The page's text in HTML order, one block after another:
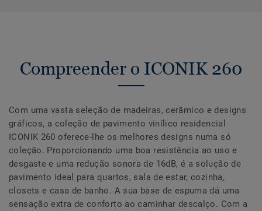
Compreender o ICONIK 260
Com uma vasta seleção de madeiras, cerâmico e designs
gráficos, a coleção de pavimento vinílico residencial
ICONIK 260 oferece-lhe os melhores designs numa só
coleção. Proporcionando uma boa resistência ao uso e
desgaste e uma redução sonora de 16dB, é a solução de
pavimento ideal para quartos, sala de estar, cozinha,
closets e casa de banho. A sua base de espuma dá uma
sensação extra de conforto ao caminhar descalço. Com a